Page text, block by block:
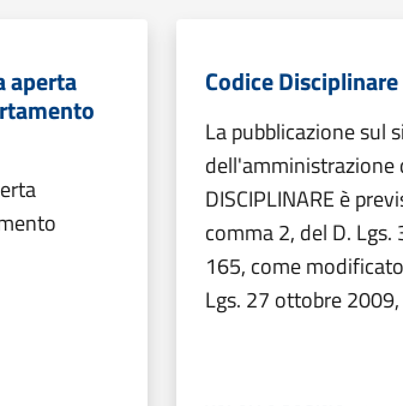
aperta Codice Disciplinare
La pubblicazione sul
dell'amministrazione
DISCIPLINARE è
comma 2, del D.
165, come
Lgs. 27 ottobre